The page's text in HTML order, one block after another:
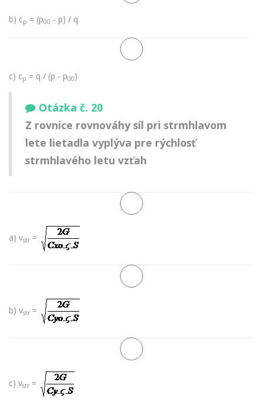
b) cp = (p00 - p) / q
c) cp = q / (p - p00)
Otázka č. 20
Z rovnice rovnováhy síl pri strmhlavom
lete lietadla vyplýva pre rýchlosť
strmhlavého letu vzťah
a) vstr=
b) vstr=
c) vstr=